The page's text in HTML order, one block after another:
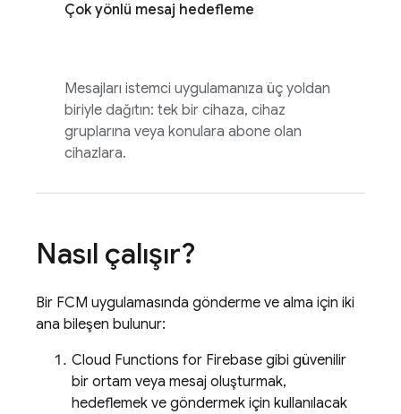
Çok yönlü mesaj hedefleme
Mesajları istemci uygulamanıza üç yoldan
biriyle dağıtın: tek bir cihaza, cihaz
gruplarına veya konulara abone olan
cihazlara.
Nasıl çalışır?
Bir FCM uygulamasında gönderme ve alma için iki
ana bileşen bulunur:
Cloud Functions for Firebase gibi güvenilir
bir ortam veya mesaj oluşturmak,
hedeflemek ve göndermek için kullanılacak